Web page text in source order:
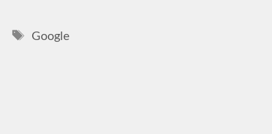
Címkék
Google